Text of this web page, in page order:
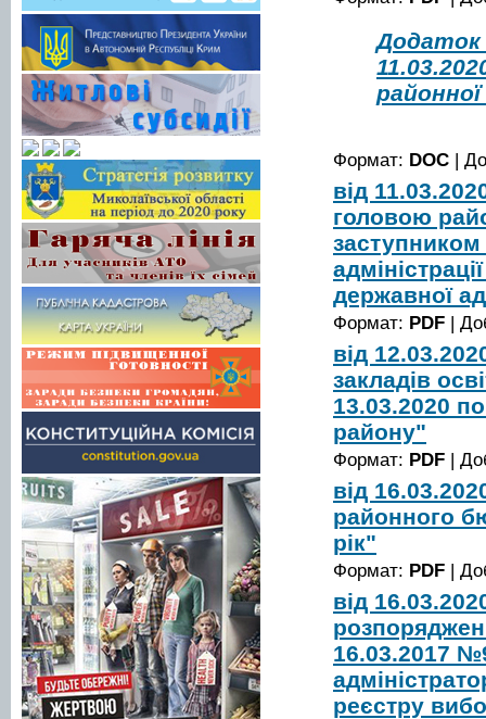
Додаток
Формат: DOC |
від
головою
державної
Формат: PDF |
від
закладів
13.03.2020
району"
Формат: PDF |
від
районного
рік"
Формат: PDF |
від
16.03.2017
реєстру